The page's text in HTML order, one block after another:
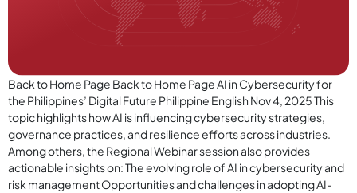
Back to Home Page Back to Home Page AI in Cybersecurity for
the Philippines’ Digital Future Philippine English Nov 4, 2025 This
topic highlights how AI is influencing cybersecurity strategies,
governance practices, and resilience efforts across industries.
Among others, the Regional Webinar session also provides
actionable insights on: The evolving role of AI in cybersecurity and
risk management Opportunities and challenges in adopting AI-